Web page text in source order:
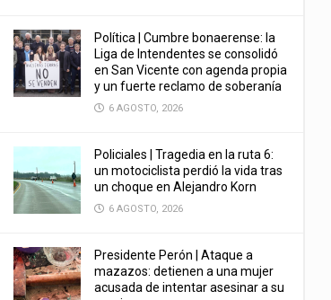
Política | Cumbre bonaerense: la
Liga de Intendentes se consolidó
en San Vicente con agenda propia
y un fuerte reclamo de soberanía
6 AGOSTO, 2026
Policiales | Tragedia en la ruta 6:
un motociclista perdió la vida tras
un choque en Alejandro Korn
6 AGOSTO, 2026
Presidente Perón | Ataque a
mazazos: detienen a una mujer
acusada de intentar asesinar a su